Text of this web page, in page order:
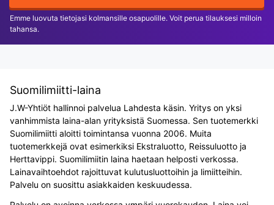
Emme luovuta tietojasi kolmansille osapuolille. Voit perua tilauksesi milloin
tahansa.
Suomilimiitti-laina
J.W-Yhtiöt hallinnoi palvelua Lahdesta käsin. Yritys on yksi
vanhimmista laina-alan yrityksistä Suomessa. Sen tuotemerkki
Suomilimiitti aloitti toimintansa vuonna 2006. Muita
tuotemerkkejä ovat esimerkiksi Ekstraluotto, Reissuluotto ja
Herttavippi. Suomilimiitin laina haetaan helposti verkossa.
Lainavaihtoehdot rajoittuvat kulutusluottoihin ja limiitteihin.
Palvelu on suosittu asiakkaiden keskuudessa.